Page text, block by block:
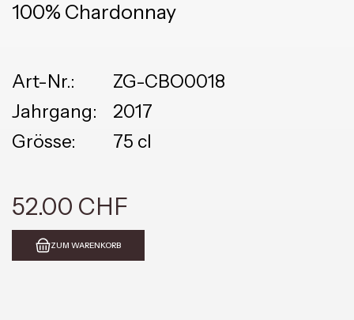
100% Chardonnay
Art-Nr.:
ZG-CBO0018
Jahrgang:
2017
Grösse:
75 cl
52.00 CHF
ZUM WARENKORB